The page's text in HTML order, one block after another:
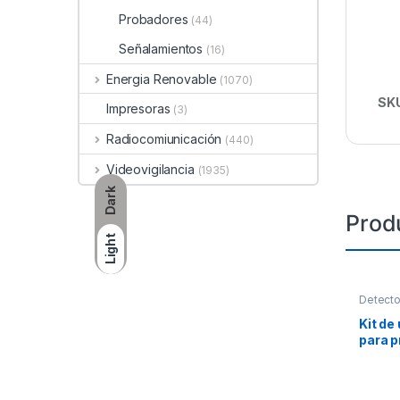
Dark
Light
Kit de
para
Probadores (44)
Señalamientos (16)
Energia Renovable (1070)
Impresoras (3)
Radiocomiunicación (440)
Videovigilancia (1935)